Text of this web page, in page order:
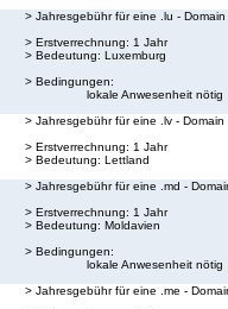
> Jahresgebühr für eine .lu - Domain
> Erstverrechnung: 1 Jahr
> Bedeutung: Luxemburg
> Bedingungen:
lokale Anwesenheit nötig
> Jahresgebühr für eine .lv - Domain
> Erstverrechnung: 1 Jahr
> Bedeutung: Lettland
> Jahresgebühr für eine .md -
> Erstverrechnung: 1 Jahr
> Bedeutung: Moldavien
> Bedingungen:
lokale Anwesenheit nötig
> Jahresgebühr für eine .me -